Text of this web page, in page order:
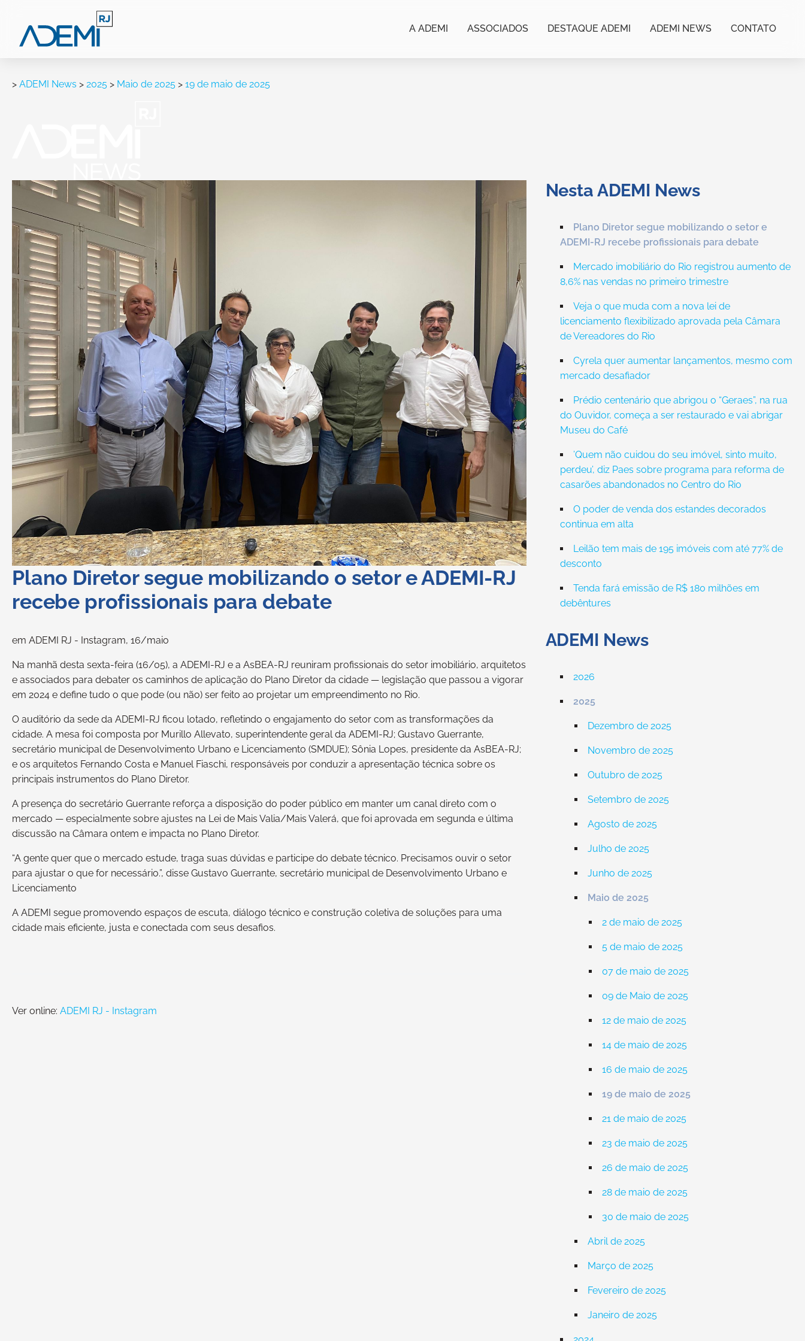
A ADEMI ASSOCIADOS DESTAQUE ADEMI ADEMI NEWS CONTATO
> ADEMI News > 2025 > Maio de 2025 > 19 de maio de 2025
Plano Diretor segue mobilizando o setor e ADEMI-RJ
recebe profissionais para debate
em ADEMI RJ - Instagram, 16/maio
Na manhã desta sexta-feira (16/05), a ADEMI-RJ e a AsBEA-RJ reuniram profissionais do setor imobiliário, arquitetos
e associados para debater os caminhos de aplicação do Plano Diretor da cidade — legislação que passou a vigorar
em 2024 e define tudo o que pode (ou não) ser feito ao projetar um empreendimento no Rio.
O auditório da sede da ADEMI-RJ ficou lotado, refletindo o engajamento do setor com as transformações da
cidade. A mesa foi composta por Murillo Allevato, superintendente geral da ADEMI-RJ; Gustavo Guerrante,
secretário municipal de Desenvolvimento Urbano e Licenciamento (SMDUE); Sônia Lopes, presidente da AsBEA-RJ;
e os arquitetos Fernando Costa e Manuel Fiaschi, responsáveis por conduzir a apresentação técnica sobre os
principais instrumentos do Plano Diretor.
A presença do secretário Guerrante reforça a disposição do poder público em manter um canal direto com o
mercado — especialmente sobre ajustes na Lei de Mais Valia/Mais Valerá, que foi aprovada em segunda e última
discussão na Câmara ontem e impacta no Plano Diretor.
“A gente quer que o mercado estude, traga suas dúvidas e participe do debate técnico. Precisamos ouvir o setor
para ajustar o que for necessário.”, disse Gustavo Guerrante, secretário municipal de Desenvolvimento Urbano e
Licenciamento
A ADEMI segue promovendo espaços de escuta, diálogo técnico e construção coletiva de soluções para uma
cidade mais eficiente, justa e conectada com seus desafios.
Ver online: ADEMI RJ - Instagram
Nesta ADEMI News
Plano Diretor segue mobilizando o setor e
ADEMI-RJ recebe profissionais para debate
Mercado imobiliário do Rio registrou aumento de
8,6% nas vendas no primeiro trimestre
Veja o que muda com a nova lei de
licenciamento flexibilizado aprovada pela Câmara
de Vereadores do Rio
Cyrela quer aumentar lançamentos, mesmo com
mercado desafiador
Prédio centenário que abrigou o “Geraes”, na rua
do Ouvidor, começa a ser restaurado e vai abrigar
Museu do Café
’Quem não cuidou do seu imóvel, sinto muito,
perdeu’, diz Paes sobre programa para reforma de
casarões abandonados no Centro do Rio
O poder de venda dos estandes decorados
continua em alta
Leilão tem mais de 195 imóveis com até 77% de
desconto
Tenda fará emissão de R$ 180 milhões em
debêntures
ADEMI News
2026
2025
Dezembro de 2025
Novembro de 2025
Outubro de 2025
Setembro de 2025
Agosto de 2025
Julho de 2025
Junho de 2025
Maio de 2025
2 de maio de 2025
5 de maio de 2025
07 de maio de 2025
09 de Maio de 2025
12 de maio de 2025
14 de maio de 2025
16 de maio de 2025
19 de maio de 2025
21 de maio de 2025
23 de maio de 2025
26 de maio de 2025
28 de maio de 2025
30 de maio de 2025
Abril de 2025
Março de 2025
Fevereiro de 2025
Janeiro de 2025